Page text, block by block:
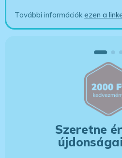
További információkezen a
Szeretne